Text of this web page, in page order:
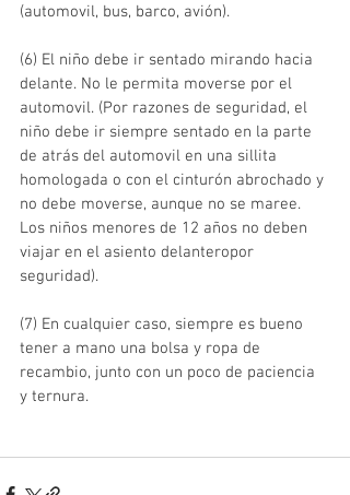
(automovil, bus, barco, avión).
(6) El niño debe ir sentado mirando hacia
delante. No le permita moverse por el
automovil. (Por razones de seguridad, el
niño debe ir siempre sentado en la parte
de atrás del automovil en una sillita
homologada o con el cinturón abrochado y
no debe moverse, aunque no se maree.
Los niños menores de 12 años no deben
viajar en el asiento delanteropor
seguridad).
(7) En cualquier caso, siempre es bueno
tener a mano una bolsa y ropa de
recambio, junto con un poco de paciencia
y ternura.